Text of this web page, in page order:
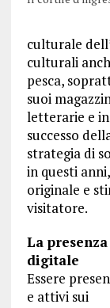
culturale
culturali
pesca,
suoi
letterarie e
successo
strategia di
in questi
originale e
visitatore.
La presenza
digitale
Essere
e attivi sui